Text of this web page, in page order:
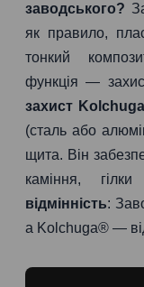
заводського?
як правило,
тонкий
функція —
захист
(сталь або
щита. Він
каміння,
відмінність:
а Kolchuga® —